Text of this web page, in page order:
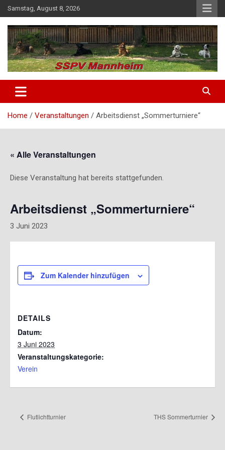
Skip
to
content
Samstag, August 8, 2026
SSPV Mannheim
Home Veranstaltungen Arbeitsdienst „Sommerturniere“
« Alle Veranstaltungen
Diese Veranstaltung hat bereits stattgefunden.
Arbeitsdienst „Sommerturniere“
3 Juni 2023
Zum Kalender hinzufügen
DETAILS
Datum:
3 Juni 2023
Veranstaltungskategorie:
Verein
Flutlichtturnier THS Sommerturnier